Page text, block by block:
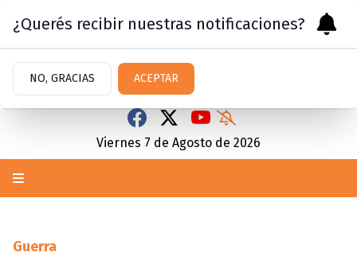
Viernes 7 de Agosto de 2026
Guerra
¿Querés recibir nuestras notificaciones?
NO, GRACIAS ACEPTAR